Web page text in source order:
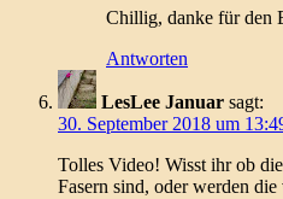
Chillig, danke für den
Antworten
LesLee Januar sagt:
30. September 2018 um
Tolles Video! Wisst ihr ob
Fasern sind, oder werden